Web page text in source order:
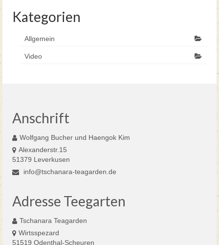
Kategorien
Allgemein
Video
Anschrift
Wolfgang Bucher und Haengok Kim
Alexanderstr.15
51379 Leverkusen
info@tschanara-teagarden.de
Adresse Teegarten
Tschanara Teagarden
Wirtsspezard
51519 Odenthal-Scheuren